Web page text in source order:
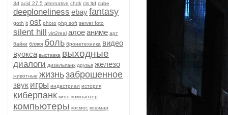
3d acid 27.5 alternative chdk cls ltd cube
deeploneliness ebayfantasy
goth it ost photo php soft server foto
silent hill virt2real алоеаниме арт
байки бляяя боль бронетехника видео
вуокса выставка выходные
диалоги дизельпанк друзья железо
животные жизньзаброшенное
звук игры индастриал история
киберпанк кино компьютер
компьютеры космос кошмар